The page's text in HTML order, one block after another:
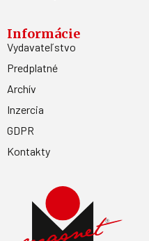
Informácie
Vydavateľstvo
Predplatné
Archív
Inzercia
GDPR
Kontakty